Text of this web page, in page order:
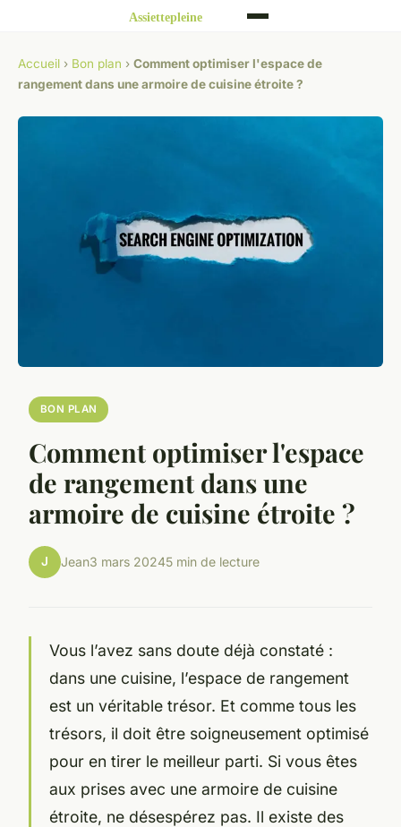
Accueil › Bon plan › Comment optimiser l'espace de
rangement dans une armoire de cuisine étroite ?
BON PLAN
Comment optimiser l'espace
de rangement dans une
armoire de cuisine étroite ?
J Jean3 mars 20245 min de lecture
Vous l’avez sans doute déjà constaté :
dans une cuisine, l’espace de rangement
est un véritable trésor. Et comme tous les
trésors, il doit être soigneusement optimisé
pour en tirer le meilleur parti. Si vous êtes
aux prises avec une armoire de cuisine
étroite, ne désespérez pas. Il existe des